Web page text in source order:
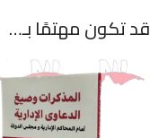
قد تكون مهتمًا بـ…